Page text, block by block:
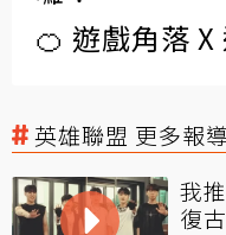
🍊 遊戲角落 X
英雄聯盟 更多報
我
復